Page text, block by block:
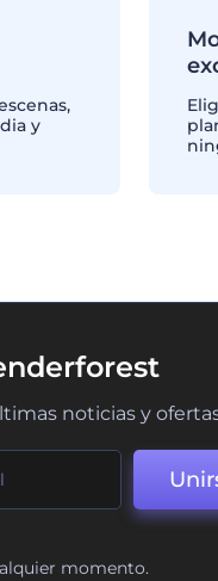
y
noticias y
momento.